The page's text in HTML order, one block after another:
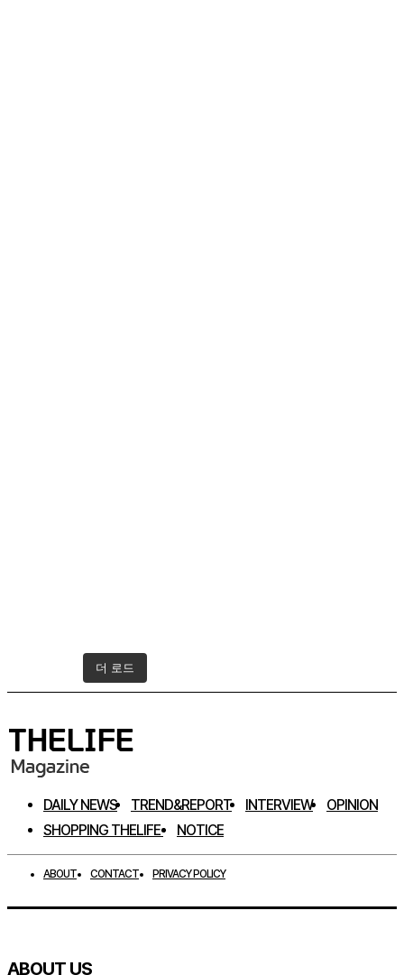
더 로드
DAILY NEWS TREND&REPORT INTERVIEW
OPINION
SHOPPING THELIFE
NOTICE
ABOUT CONTACT PRIVACY POLICY
ABOUT US